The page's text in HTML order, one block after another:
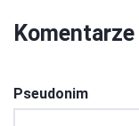
Komentarze
Pseudonim